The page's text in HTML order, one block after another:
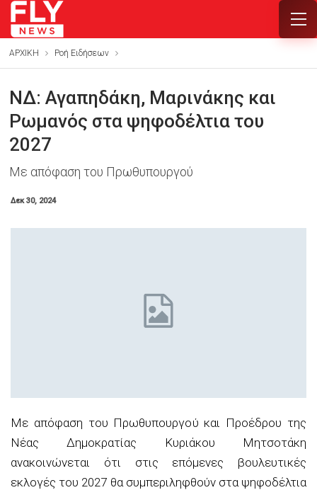
ΑΡΧΙΚΗ Ροή Ειδήσεων
ΝΔ: Αγαπηδάκη, Μαρινάκης και
Ρωμανός στα ψηφοδέλτια του
2027
Με απόφαση του Πρωθυπουργού
Δεκ 30, 2024
Με απόφαση του Πρωθυπουργού και Προέδρου της
Νέας Δημοκρατίας Κυριάκου Μητσοτάκη
ανακοινώνεται ότι στις επόμενες βουλευτικές
εκλογές του 2027 θα συμπεριληφθούν στα ψηφοδέλτια